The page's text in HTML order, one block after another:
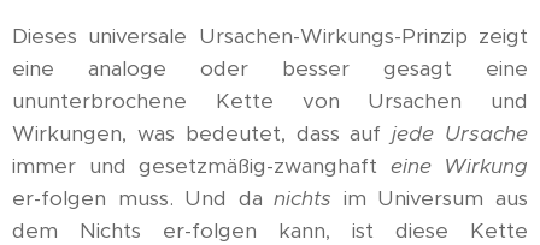
Dieses universale Ursachen-Wirkungs-Prinzip zeigt
eine analoge oder besser gesagt eine
ununterbrochene Kette von Ursachen und
Wirkungen, was bedeutet, dass aufjede Ursache
immer und gesetzmäßig-zwanghaft eine Wirkung
er-folgen muss. Und danichts im Universum aus
dem Nichts er-folgen kann, ist diese Kette